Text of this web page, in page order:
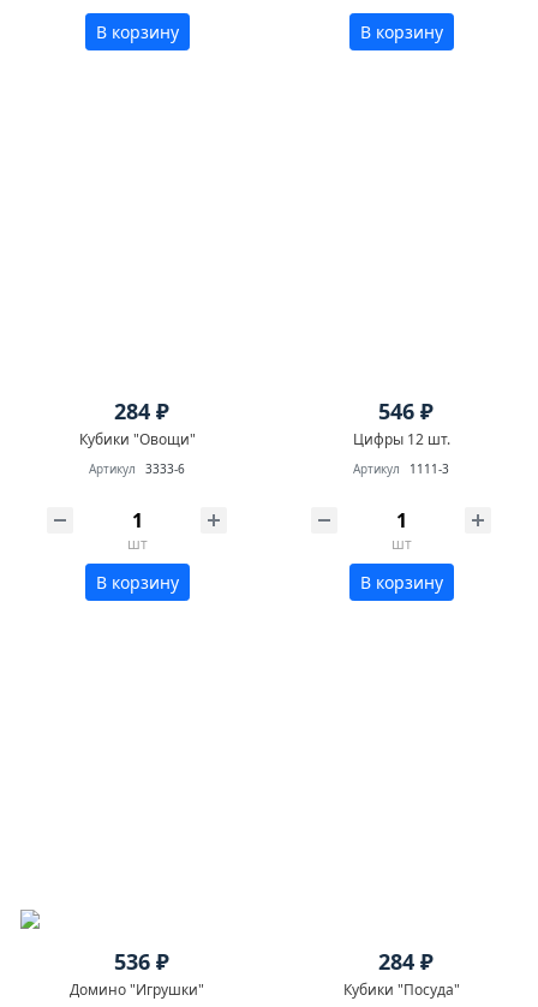
В корзину В корзину
284 ₽
Кубики "Овощи"
Артикул 3333-6
шт
В корзину
546 ₽
Цифры 12 шт.
Артикул 1111-3
шт
В корзину
536 ₽
Домино "Игрушки"
284 ₽
Кубики "Посуда"